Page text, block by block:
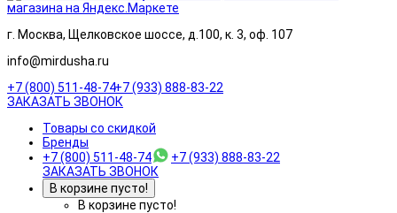
г. Москва, Щелковское шоссе, д.100, к. 3, оф. 107
info@mirdusha.ru
+7 (800) 511-48-74+7 (933) 888-83-22
ЗАКАЗАТЬ ЗВОНОК
Товары со скидкой
Бренды
+7 (800) 511-48-74
+7 (933) 888-83-22
ЗАКАЗАТЬ ЗВОНОК
В корзине пусто!
В корзине пусто!